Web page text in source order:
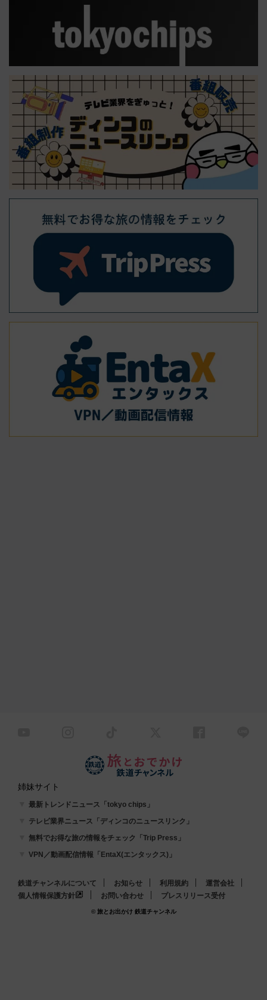
姉妹サイト
最新トレンドニュース「tokyo chips」
テレビ業界ニュース「ディンコのニュースリンク」
無料でお得な旅の情報をチェック「Trip Press」
VPN／動画配信情報「EntaX(エンタックス)」
鉄道チャンネルについて お知らせ 利用規約
運営会社
個人情報保護方針
お問い合わせ プレスリリース受付
© 旅とお出かけ 鉄道チャンネル